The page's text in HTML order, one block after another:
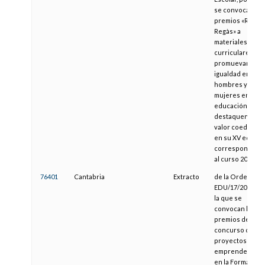
se convocan los
premios «Rosa
Regàs» a
materiales
curriculares
promuevan la
igualdad entre
hombres y
mujeres en
educación y que
destaquen por
valor
en su XV
al curso 2020/
76401 Cantabria Extracto
de la Orden
EDU/17/2021,
la que se
convocan los
premios del
concurso de
proyectos
en la Formación